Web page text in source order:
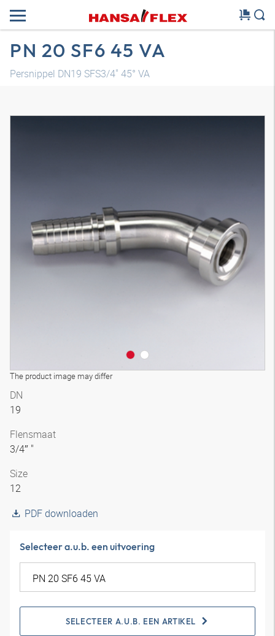
PN 20 SF6 45 VA
Persnippel DN19 SFS3/4" 45° VA
The product image may differ
DN
19
Flensmaat
3/4″ "
Size
12
PDF downloaden
Selecteer a.u.b. een uitvoering
SELECTEER A.U.B. EEN ARTIKEL